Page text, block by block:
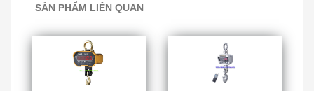
SẢN PHẨM LIÊN QUAN